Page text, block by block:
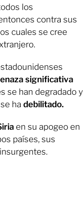
los
contra sus
cuales se cree
significativa
se han degradado y
ha debilitado.
en su apogeo en
países, sus